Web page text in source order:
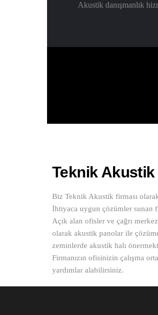
Akustik danışmanlık
Teknik Akustik
Biz Teknik Akustik firması
İhtiyaca uygun çözümler sunan
Açık alan ofisler ve çağrı
olarak akustik panolar ile
zeminlerde akustik halı
Firmanızın ofisinizin çalışma
yardımlar alabilirsiniz.